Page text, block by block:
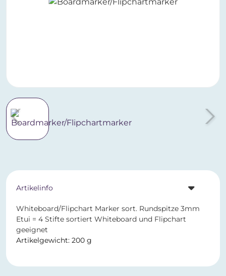
Artikelinfo
Whiteboard/Flipchart Marker sort. Rundspitze 3mm
Etui = 4 Stifte sortiert Whiteboard und Flipchart
geeignet
Artikelgewicht: 200 g